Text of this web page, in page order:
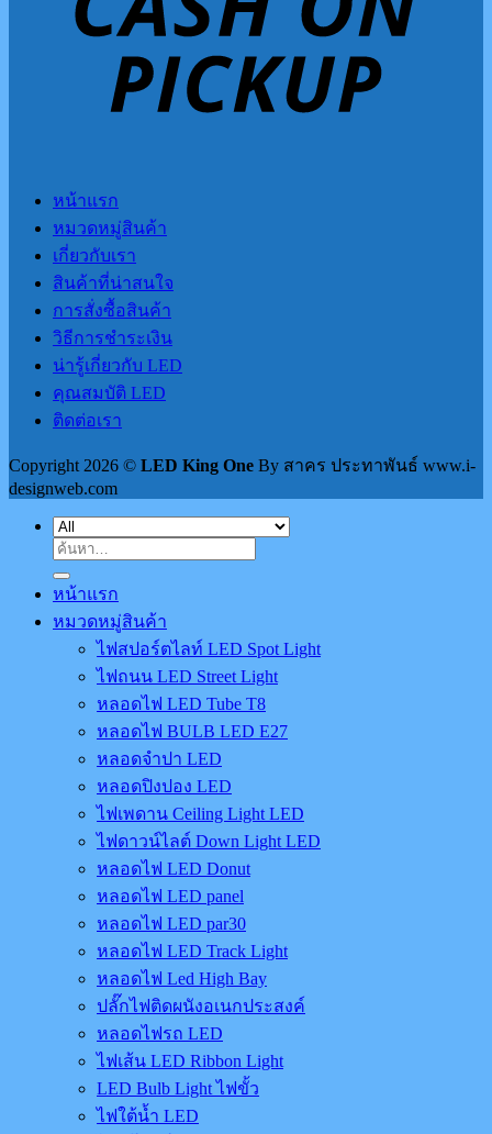
หน้าแรก
หมวดหมู่สินค้า
เกี่ยวกับเรา
สินค้าที่น่าสนใจ
การสั่งซื้อสินค้า
วิธีการชำระเงิน
น่ารู้เกี่ยวกับ LED
คุณสมบัติ LED
ติดต่อเรา
Copyright 2026 © LED King One By สาคร ประทาพันธ์ www.i-
designweb.com
ค้นหา:
หน้าแรก
หมวดหมู่สินค้า
ไฟสปอร์ตไลท์ LED Spot Light
ไฟถนน LED Street Light
หลอดไฟ LED Tube T8
หลอดไฟ BULB LED E27
หลอดจำปา LED
หลอดปิงปอง LED
ไฟเพดาน Ceiling Light LED
ไฟดาวน์ไลต์ Down Light LED
หลอดไฟ LED Donut
หลอดไฟ LED panel
หลอดไฟ LED par30
หลอดไฟ LED Track Light
หลอดไฟ Led High Bay
ปลั๊กไฟติดผนังอเนกประสงค์
หลอดไฟรถ LED
ไฟเส้น LED Ribbon Light
LED Bulb Light ไฟขั้ว
ไฟใต้น้ำ LED